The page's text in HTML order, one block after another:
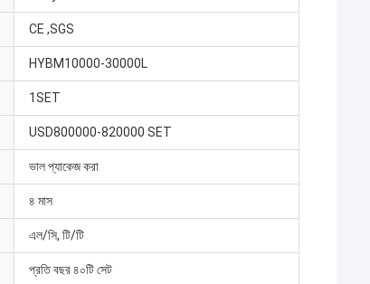
CE ,SGS
HYBM10000-30000L
1SET
USD800000-820000 SET
ভাল প্যাকেজ করা
৪ মাস
এল/সি, টি/টি
প্রতি বছর ৪০টি সেট